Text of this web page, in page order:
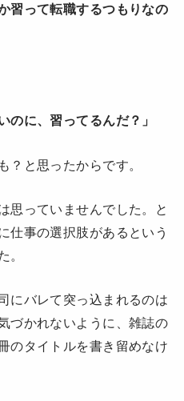
習って転職するつもりなの
のに、習ってるんだ？」
？と思ったからです。
思っていませんでした。と
仕事の選択肢があるという
。
にバレて突っ込まれるのは
づかれないように、雑誌の
のタイトルを書き留めなけ